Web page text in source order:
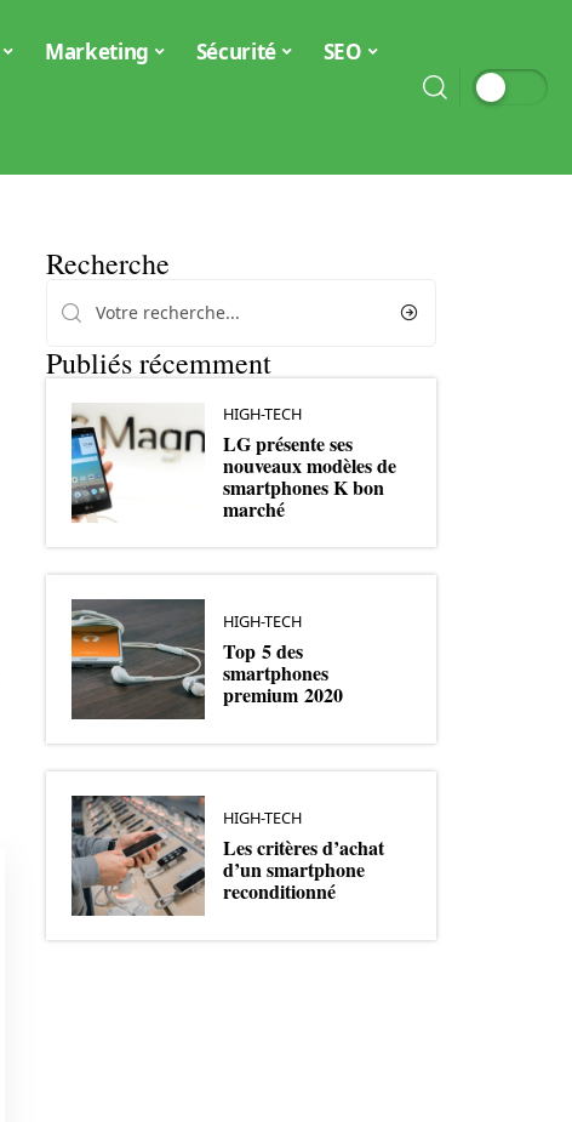
Marketing Sécurité SEO
Recherche
Publiés récemment
HIGH-TECH
LG présente ses
nouveaux modèles de
smartphones K bon
marché
HIGH-TECH
Top 5 des
smartphones
premium 2020
HIGH-TECH
Les critères d’achat
d’un smartphone
reconditionné